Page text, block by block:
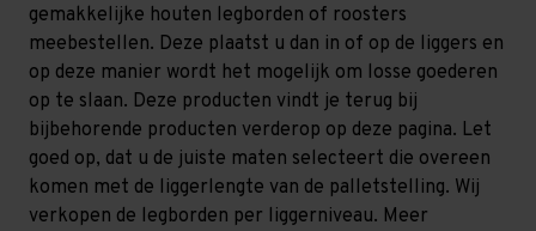
gemakkelijke houten legborden of roosters
meebestellen. Deze plaatst u dan in of op de liggers en
op deze manier wordt het mogelijk om losse goederen
op te slaan. Deze producten vindt je terug bij
bijbehorende producten verderop op deze pagina. Let
goed op, dat u de juiste maten selecteert die overeen
komen met de liggerlengte van de palletstelling. Wij
verkopen de legborden per liggerniveau. Meer